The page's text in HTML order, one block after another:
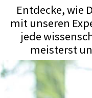
Entdecke, wie
mit unseren
jede
meisterst